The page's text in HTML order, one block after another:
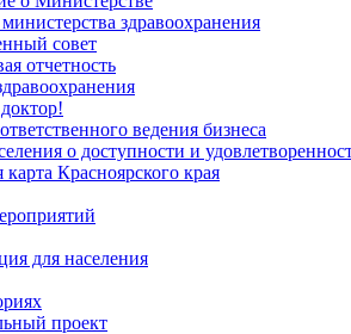
здравоохранения
совет
отчетность
ведения бизнеса
о доступности и
карта Красноярского края
для населения
проект